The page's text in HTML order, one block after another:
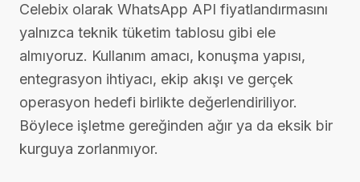
Celebix olarak WhatsApp API fiyatlandırmasını
yalnızca teknik tüketim tablosu gibi ele
almıyoruz. Kullanım amacı, konuşma yapısı,
entegrasyon ihtiyacı, ekip akışı ve gerçek
operasyon hedefi birlikte değerlendiriliyor.
Böylece işletme gereğinden ağır ya da eksik bir
kurguya zorlanmıyor.